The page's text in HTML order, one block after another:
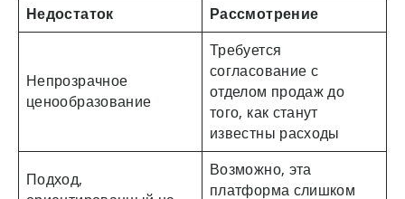
Недостаток Рассмотрение
Непрозрачное
ценообразование
Требуется
согласование с
отделом продаж до
того, как станут
известны расходы
Подход,
Возможно, эта
платформа слишком